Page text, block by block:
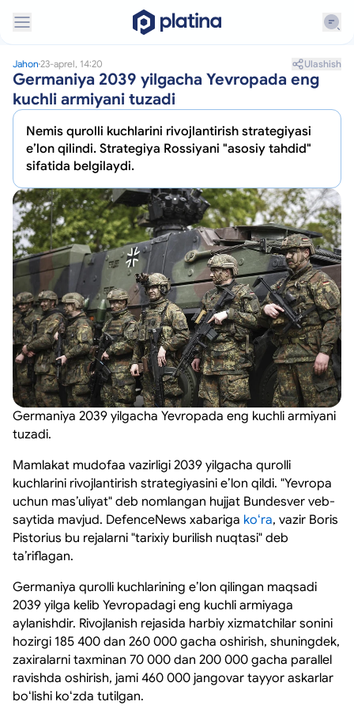
Jahon 23-aprel, 14:20 Ulashish
Germaniya 2039 yilgacha Yevropada eng
kuchli armiyani tuzadi
Nemis qurolli kuchlarini rivojlantirish strategiyasi
eʼlon qilindi. Strategiya Rossiyani "asosiy tahdid"
sifatida belgilaydi.
Germaniya 2039 yilgacha Yevropada eng kuchli armiyani
tuzadi.
Mamlakat mudofaa vazirligi 2039 yilgacha qurolli
kuchlarini rivojlantirish strategiyasini eʼlon qildi. "Yevropa
uchun masʼuliyat" deb nomlangan hujjat Bundesver veb-
saytida mavjud. DefenceNews xabariga koʻra, vazir Boris
Pistorius bu rejalarni "tarixiy burilish nuqtasi" deb
taʼriflagan.
Germaniya qurolli kuchlarining eʼlon qilingan maqsadi
2039 yilga kelib Yevropadagi eng kuchli armiyaga
aylanishdir. Rivojlanish rejasida harbiy xizmatchilar sonini
hozirgi 185 400 dan 260 000 gacha oshirish, shuningdek,
zaxiralarni taxminan 70 000 dan 200 000 gacha parallel
ravishda oshirish, jami 460 000 jangovar tayyor askarlar
boʻlishi koʻzda tutilgan.